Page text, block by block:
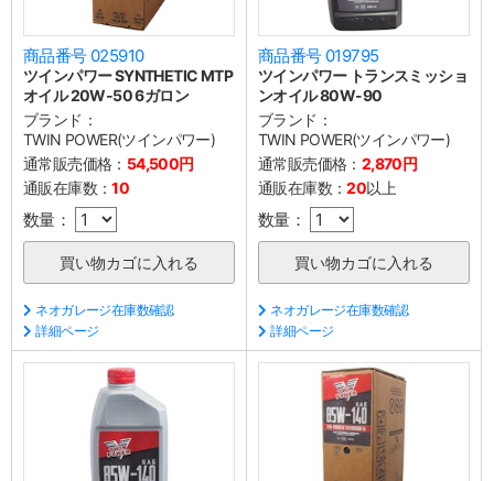
商品番号 025910
ツインパワー SYNTHETIC MTP
オイル 20W-50 6ガロン
ブランド：
TWIN POWER(ツインパワー)
通常販売価格： 54,500円
通販在庫数：10
数量：
ネオガレージ在庫数確認
詳細ページ
商品番号 019795
ツインパワー トランスミッショ
ンオイル 80W-90
ブランド：
TWIN POWER(ツインパワー)
通常販売価格： 2,870円
通販在庫数：20以上
数量：
ネオガレージ在庫数確認
詳細ページ